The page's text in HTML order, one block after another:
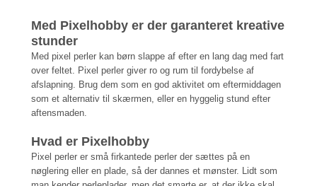
Med Pixelhobby er der garanteret kreative
stunder
Med pixel perler kan børn slappe af efter en lang dag med fart
over feltet. Pixel perler giver ro og rum til fordybelse af
afslapning. Brug dem som en god aktivitet om eftermiddagen
som et alternativ til skærmen, eller en hyggelig stund efter
aftensmaden.
Hvad er Pixelhobby
Pixel perler er små firkantede perler der sættes på en
nøglering eller en plade, så der dannes et mønster. Lidt som